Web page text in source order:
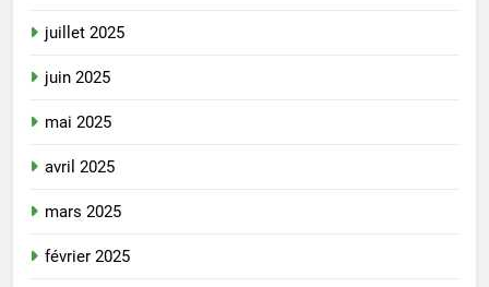
juillet 2025
juin 2025
mai 2025
avril 2025
mars 2025
février 2025